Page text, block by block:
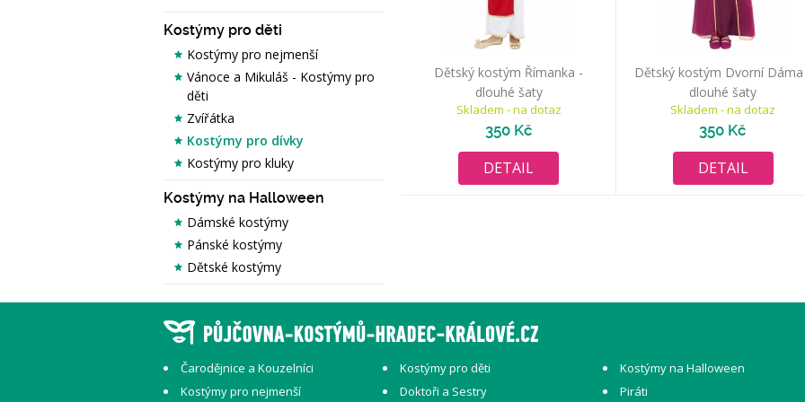
Kostýmy pro děti
Kostýmy pro nejmenší
Vánoce a Mikuláš - Kostýmy pro
děti
Zvířátka
Kostýmy pro dívky
Kostýmy pro kluky
Kostýmy na Halloween
Dámské kostýmy
Pánské kostýmy
Dětské kostýmy
Dětský kostým Římanka -
dlouhé šaty
Skladem - na dotaz
350 Kč
DETAIL
Dětský kostým Dvorní
dlouhé šaty
Skladem - na dotaz
350 Kč
DETAIL
Čarodějnice a Kouzelníci Kostýmy pro děti
Kostýmy na Halloween
Kostýmy pro nejmenší
Doktoři a Sestry Piráti